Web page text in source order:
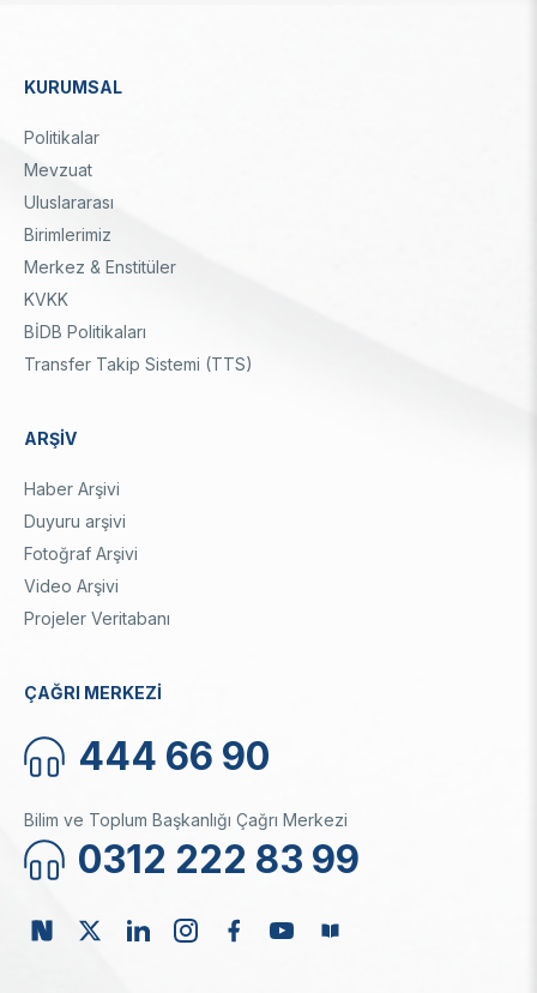
Dipnot
KURUMSAL
Politikalar
Mevzuat
Uluslararası
Birimlerimiz
Merkez & Enstitüler
KVKK
BİDB Politikaları
Transfer Takip Sistemi (TTS)
ARŞİV
Haber Arşivi
Duyuru arşivi
Fotoğraf Arşivi
Video Arşivi
Projeler Veritabanı
ÇAĞRI MERKEZİ
444 66 90
Bilim ve Toplum Başkanlığı Çağrı Merkezi
0312 222 83 99